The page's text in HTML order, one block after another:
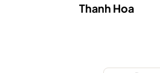
Thanh Hoa